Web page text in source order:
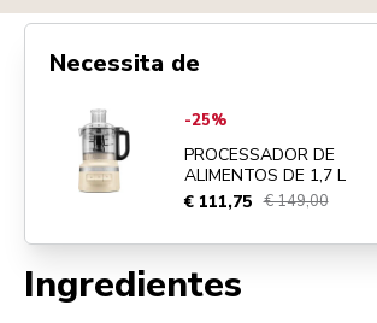
Ingredientes
Necessita de
Go toPROCESSADOR DE ALIMENTOS DE 1,7 L
-25%
PROCESSADOR DE
ALIMENTOS DE 1,7 L
€ 111,75 € 149,00